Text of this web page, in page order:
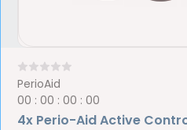
PerioAid
00 :00 :00 :00
4x Perio-Aid Active